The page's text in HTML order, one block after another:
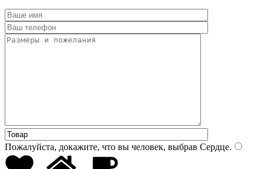
Пожалуйста, докажите, что вы человек, выбрав Сердце.